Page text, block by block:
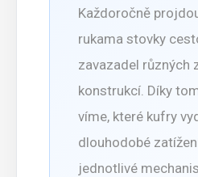
Každoročně
rukama stovky
zavazadel různých
konstrukcí. Díky
víme, které kufry
dlouhodobé
jednotlivé